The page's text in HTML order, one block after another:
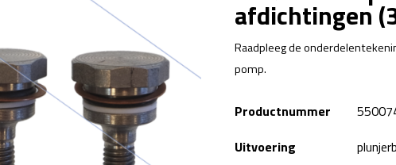
afdichtingen
Raadpleeg de
pomp.
Productnummer
Uitvoering